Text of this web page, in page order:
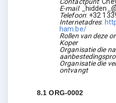
E-mail:
Telefoon: +32
Internetadres:
ham.be/
Rollen van deze
Koper
Organisatie die
Organisatie die
ontvangt
8.1ORG-0002